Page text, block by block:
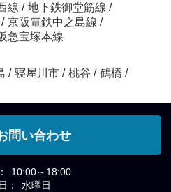
線 / 地下鉄御堂筋線 /
/ 京阪電鉄中之島線 /
急宝塚本線
/ 寝屋川市 / 桃谷 / 鶴橋 /
問い合わせ
10:00～18:00
：
水曜日